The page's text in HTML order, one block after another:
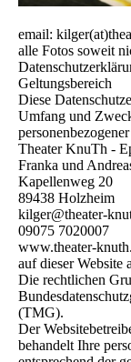
email:
alle Fotos soweit
Geltungsbereich
Diese
Umfang und
Theater KnuTh -
Franka und
Kapellenweg 20
89438 Holzheim
kilger@theater-
09075 7020007
www.theater-
auf dieser Website
Die rechtlichen
(TMG).
Der
behandelt Ihre